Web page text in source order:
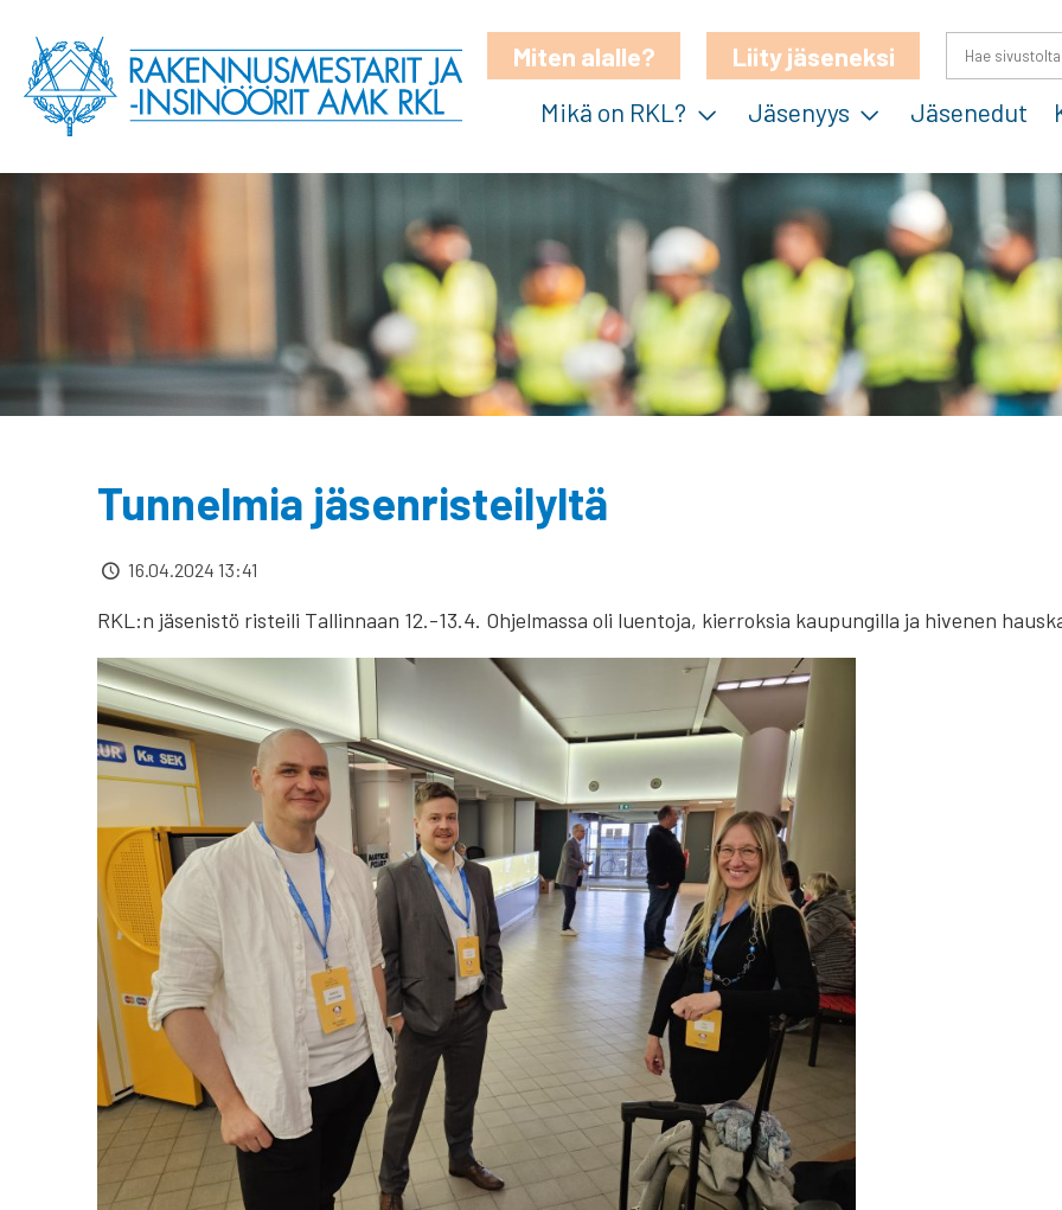
Miten alalle?
Liity jäseneksi
Mikä on RKL?
Jäsenyys Jäsenedut
Tunnelmia jäsenristeilyltä
16.04.2024 13:41
RKL:n jäsenistö risteili Tallinnaan 12.-13.4. Ohjelmassa oli luentoja, kierroksia kaupungilla ja hivenen